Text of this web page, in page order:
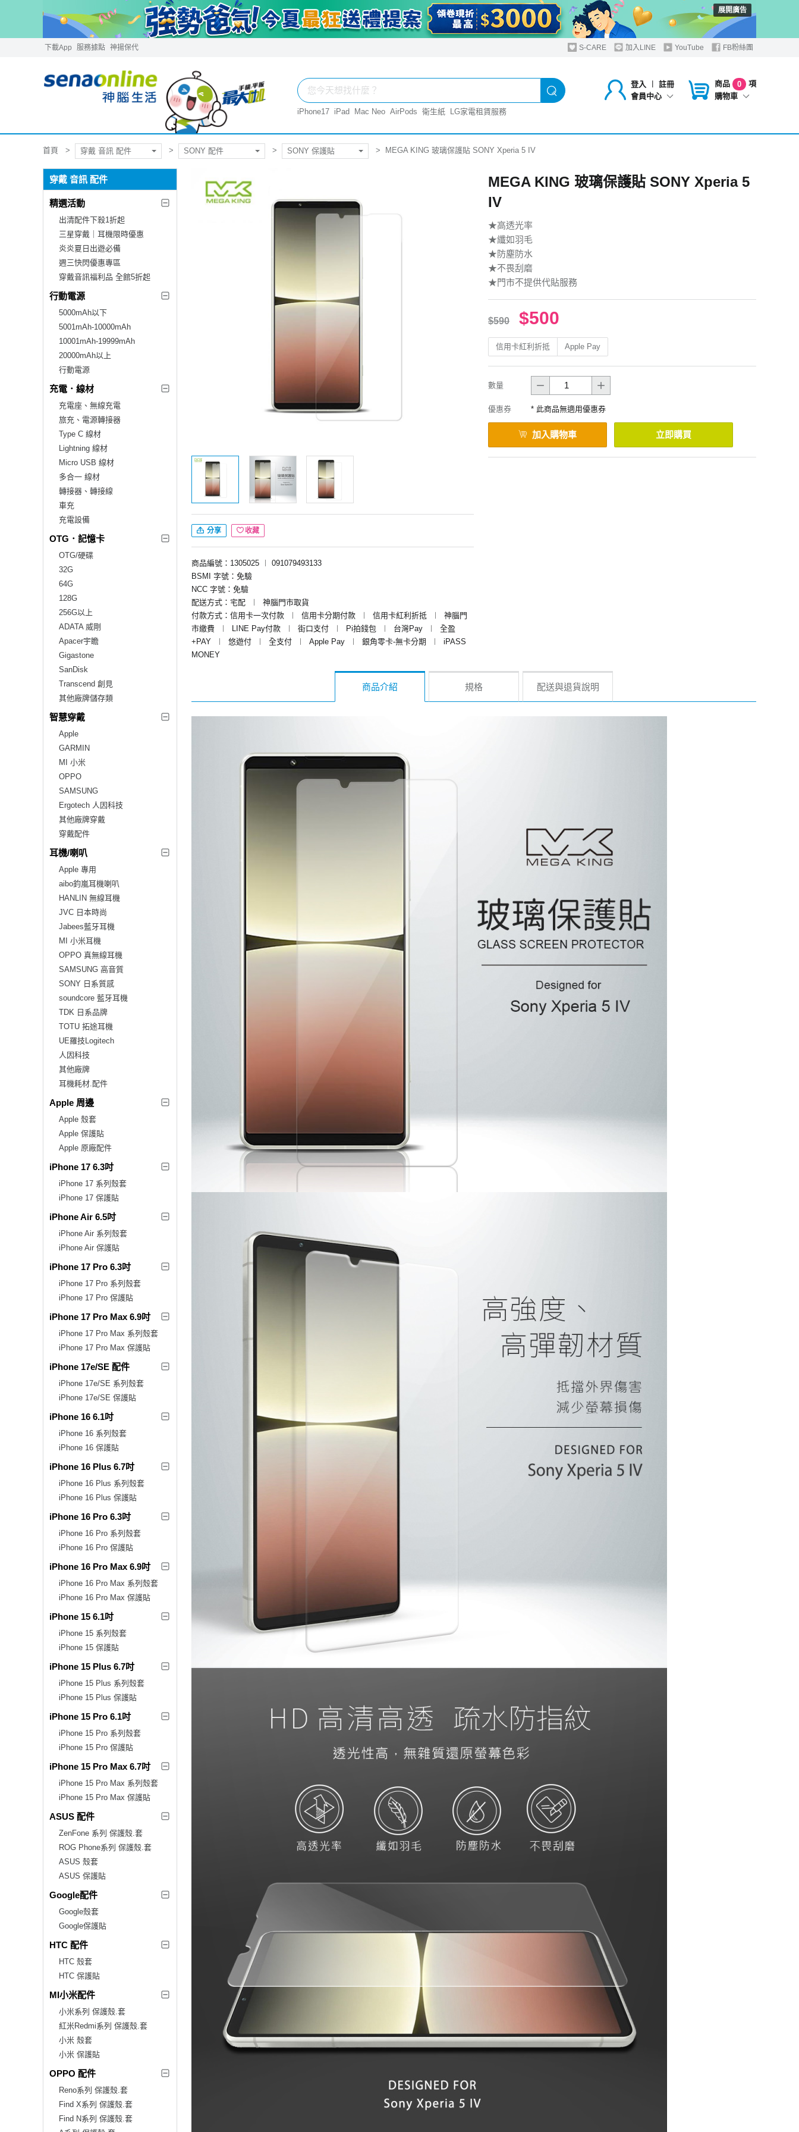
展開廣告
下載App 服務據點 神揚保代 S-CARE 加入LINE YouTube FB粉絲團
登入 ︱
註冊
會員中心
商品 0
項
購物車
iPhone17 iPad Mac Neo AirPods 衛生紙 LG家電租賃服務
首頁 穿戴 音訊 配件 SONY 配件 SONY 保護貼 MEGA KING 玻璃保護貼 SONY Xperia 5 IV
穿戴 音訊 配件
精選活動
出清配件下殺1折起
三星穿戴｜耳機限時優惠
炎炎夏日出遊必備
週三快閃優惠專區
穿戴音訊福利品 全館5折起
行動電源
5000mAh以下
5001mAh-10000mAh
10001mAh-19999mAh
20000mAh以上
行動電源
充電．線材
充電座、無線充電
旅充、電源轉接器
Type C 線材
Lightning 線材
Micro USB 線材
多合一 線材
轉接器、轉接線
車充
充電設備
OTG．記憶卡
OTG/硬碟
32G
64G
128G
256G以上
ADATA 威剛
Apacer宇瞻
Gigastone
SanDisk
Transcend 創見
其他廠牌儲存類
智慧穿戴
Apple
GARMIN
MI 小米
OPPO
SAMSUNG
Ergotech 人因科技
其他廠牌穿戴
穿戴配件
耳機/喇叭
Apple 專用
aibo鈞嵐耳機喇叭
HANLIN 無線耳機
JVC 日本時尚
Jabees藍牙耳機
MI 小米耳機
OPPO 真無線耳機
SAMSUNG 高音質
SONY 日系質感
soundcore 藍牙耳機
TDK 日系品牌
TOTU 拓途耳機
UE羅技Logitech
人因科技
其他廠牌
耳機耗材.配件
Apple 周邊
Apple 殼套
Apple 保護貼
Apple 原廠配件
iPhone 17 6.3吋
iPhone 17 系列殼套
iPhone 17 保護貼
iPhone Air 6.5吋
iPhone Air 系列殼套
iPhone Air 保護貼
iPhone 17 Pro 6.3吋
iPhone 17 Pro 系列殼套
iPhone 17 Pro 保護貼
iPhone 17 Pro Max 6.9吋
iPhone 17 Pro Max 系列殼套
iPhone 17 Pro Max 保護貼
iPhone 17e/SE 配件
iPhone 17e/SE 系列殼套
iPhone 17e/SE 保護貼
iPhone 16 6.1吋
iPhone 16 系列殼套
iPhone 16 保護貼
iPhone 16 Plus 6.7吋
iPhone 16 Plus 系列殼套
iPhone 16 Plus 保護貼
iPhone 16 Pro 6.3吋
iPhone 16 Pro 系列殼套
iPhone 16 Pro 保護貼
iPhone 16 Pro Max 6.9吋
iPhone 16 Pro Max 系列殼套
iPhone 16 Pro Max 保護貼
iPhone 15 6.1吋
iPhone 15 系列殼套
iPhone 15 保護貼
iPhone 15 Plus 6.7吋
iPhone 15 Plus 系列殼套
iPhone 15 Plus 保護貼
iPhone 15 Pro 6.1吋
iPhone 15 Pro 系列殼套
iPhone 15 Pro 保護貼
iPhone 15 Pro Max 6.7吋
iPhone 15 Pro Max 系列殼套
iPhone 15 Pro Max 保護貼
ASUS 配件
ZenFone 系列 保護殼.套
ROG Phone系列 保護殼.套
ASUS 殼套
ASUS 保護貼
Google配件
Google殼套
Google保護貼
HTC 配件
HTC 殼套
HTC 保護貼
MI小米配件
小米系列 保護殼.套
紅米Redmi系列 保護殼.套
小米 殼套
小米 保護貼
OPPO 配件
Reno系列 保護殼.套
Find X系列 保護殼.套
Find N系列 保護殼.套
分享 收藏
商品編號：1305025 ︱
091079493133
BSMI 字號：免驗
NCC 字號：免驗
配送方式：宅配
︱
神腦門市取貨
付款方式：信用卡一次付款
︱ 信用卡分期付款 ︱ 信用卡紅利折抵 ︱
神腦門
市繳費
︱ LINE Pay付款 ︱ 街口支付 ︱ Pi拍錢包 ︱ 台灣Pay ︱
全盈
+PAY
︱ 悠遊付 ︱ 全支付 ︱ Apple Pay ︱ 銀角零卡-無卡分期 ︱
iPASS
MONEY
MEGA KING 玻璃保護貼 SONY Xperia 5
IV
★高透光率
★纖如羽毛
★防塵防水
★不畏刮磨
★門市不提供代貼服務
$590 $500
信用卡紅利折抵 Apple Pay
數量
優惠券 * 此商品無適用優惠券
加入購物車 立即購買
商品介紹 規格 配送與退貨說明